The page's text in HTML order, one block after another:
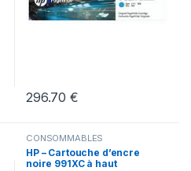
296.70€
CONSOMMABLES
HP – Cartouche d’encre
noire 991XC à haut